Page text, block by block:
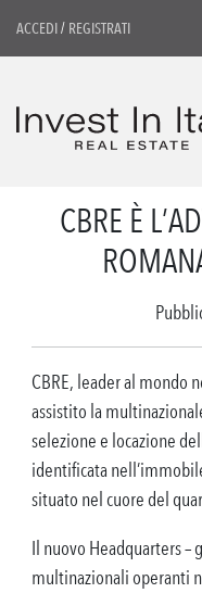
ACCEDI/ REGISTRATI
CBRE È
CBRE, leader al mondo
assistito la
selezione e locazione
identificata
situato nel cuore del
Il nuovo Headquarters –
multinazionali operanti